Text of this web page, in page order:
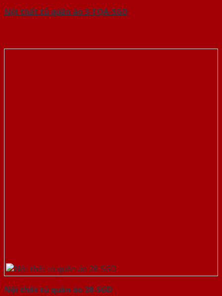
Nội thất tủ quần áo 3-TQA-SGD
Nội thất tủ quần áo 28-SGD